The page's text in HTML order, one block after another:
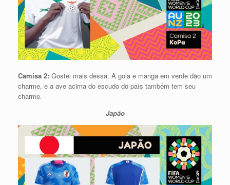
Camisa 2: Gostei mais dessa. A gola e manga em verde dão um
charme, e a ave acima do escudo do país também tem seu
charme.
Japão